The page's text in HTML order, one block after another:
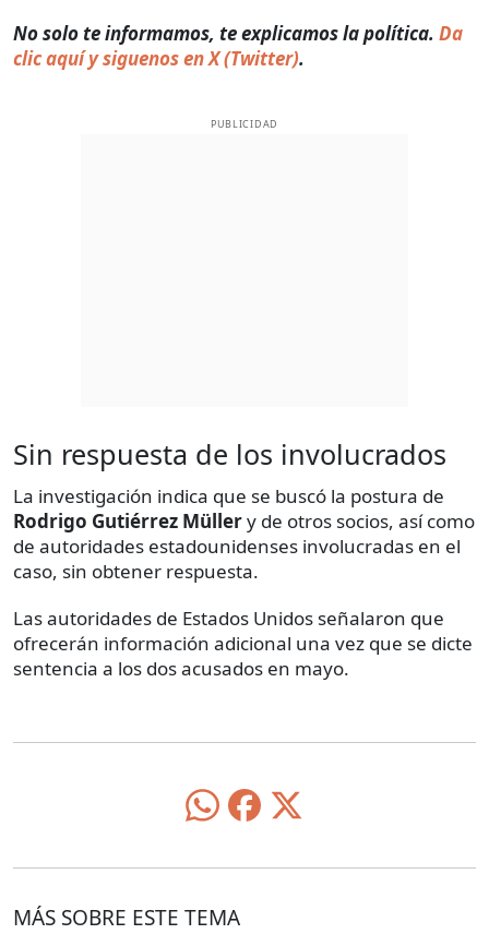
No solo te informamos, te explicamos la política. Da
clic aquí y siguenos en X (Twitter).
PUBLICIDAD
Sin respuesta de los involucrados
La investigación indica que se buscó la postura de
Rodrigo Gutiérrez Müllery de otros socios, así como
de autoridades estadounidenses involucradas en el
caso, sin obtener respuesta.
Las autoridades de Estados Unidos señalaron que
ofrecerán información adicional una vez que se dicte
sentencia a los dos acusados en mayo.
MÁS SOBRE ESTE TEMA